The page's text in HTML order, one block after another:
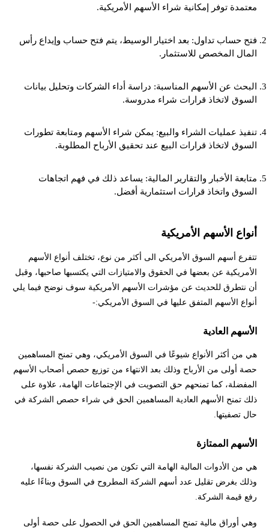
معتمدة توفر إمكانية شراء الأسهم الأمريكية.
فتح حساب تداول: بعد اختيار الوسيط، يتم فتح حساب وإيداع رأس
المال المخصص للاستثمار.
البحث عن الأسهم المناسبة: دراسة أداء الشركات وتحليل بيانات
السوق لاتخاذ قرارات شراء مدروسة.
تنفيذ عمليات الشراء والبيع: يمكن شراء الأسهم ومتابعة تطورات
السوق لاتخاذ قرارات البيع عند تحقيق الأرباح المطلوبة.
متابعة الأخبار والتقارير المالية: يساعد ذلك في فهم اتجاهات
السوق واتخاذ قرارات استثمارية أفضل.
أنواع الأسهم الأمريكية
تتفرع أسهم السوق الأمريكي الى أكثر من نوع، تختلف أنواع الأسهم
الأمريكية عن بعضها في الحقوق والامتيازات التي يكتسبها صاحبها، وقبل
أن نتطرق للحديث عن مؤشرات الأسهم الأمريكية سوف نوضح فيما يلي
أنواع الأسهم المتفق عليها في السوق الأمريكي:-
الأسهم العادية
هي من أكثر الأنواع شيوعًا في السوق الأمريكي، وهي تمنح المساهمين
حصة أولى من الأرباح وذلك بعد الانتهاء من توزيع حصص أصحاب الأسهم
المفضلة، كما تمنحهم حق التصويت في الإجتماعات الهامة، علاوة على
ذلك تمنح الأسهم العادية المساهمين الحق في شراء حصص الشركة في
حال تصفيتها.
الأسهم الممتازة
هي من الأدوات المالية الهامة التي تكون من نصيب الشركة نفسها،
وذلك بغرض تقليل عدد أسهم الشركة المطروح في السوق وبناءًا عليه
رفع قيمة الشركة.
وهي أوراق مالية تمنح المساهمين الحق في الحصول على حصة أولى